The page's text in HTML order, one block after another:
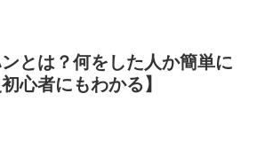
とは？何をした人か簡単に
心者にもわかる】